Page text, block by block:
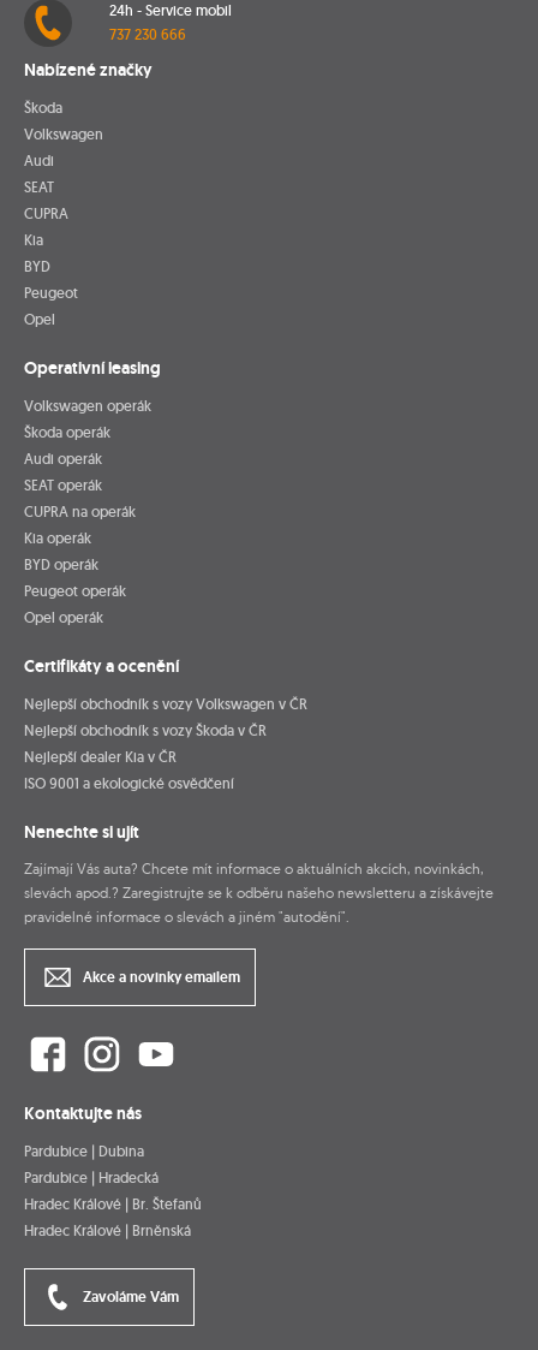
24h - Service mobil
737 230 666
Nabízené značky
Škoda
Volkswagen
Audi
SEAT
CUPRA
Kia
BYD
Peugeot
Opel
Operativní leasing
Volkswagen operák
Škoda operák
Audi operák
SEAT operák
CUPRA na operák
Kia operák
BYD operák
Peugeot operák
Opel operák
Certifikáty a ocenění
Nejlepší obchodník s vozy Volkswagen v ČR
Nejlepší obchodník s vozy Škoda v ČR
Nejlepší dealer Kia v ČR
ISO 9001 a ekologické osvědčení
Nenechte si ujít
Zajímají Vás auta? Chcete mít informace o aktuálních akcích, novinkách,
slevách apod.? Zaregistrujte se k odběru našeho newsletteru a získávejte
pravidelné informace o slevách a jiném "autodění".
Akce a novinky emailem
Kontaktujte nás
Pardubice | Dubina
Pardubice | Hradecká
Hradec Králové | Br. Štefanů
Hradec Králové | Brněnská
Zavoláme Vám